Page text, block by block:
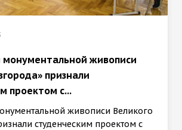
живописи
признали
проектом с...
живописи Великого
студенческим проектом с